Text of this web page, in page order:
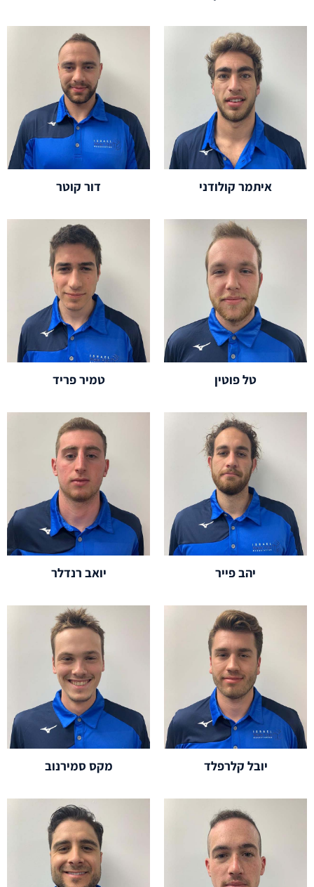
איתמר קולודני דור קוטר
טל פוטין טמיר פריד
יהב פייר יואב רנדלר
יובל קלרפלד מקס סמירנוב